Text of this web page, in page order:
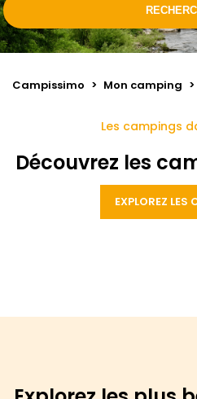
Campissimo > Mon camping >
Les campings
Découvrez les
EXPLOREZ LES